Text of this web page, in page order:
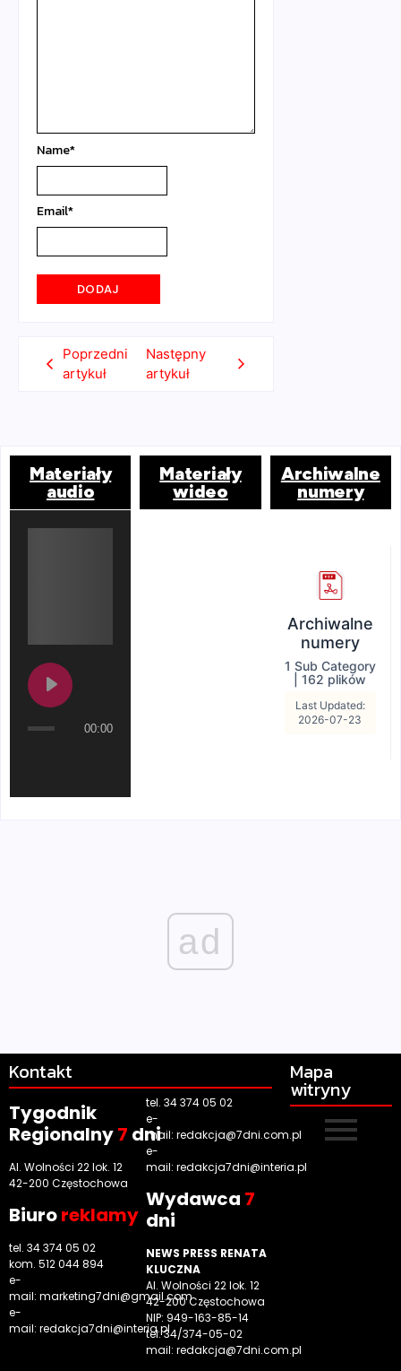
Name*
Email*
Poprzedni
artykuł
Następny
artykuł
Materiały
audio
00:00
Materiały
wideo
Archiwalne
numery
Archiwalne
numery
1 Sub Category
162 plików
Last Updated:
2026-07-23
ad
Kontakt
Tygodnik
Regionalny7 dni
Al. Wolności 22 lok. 12
42-200 Częstochowa
Biuroreklamy
tel. 34 374 05 02
kom. 512 044 894
e-
mail: marketing7dni@gmail.com
e-
mail: redakcja7dni@interia.pl
tel. 34 374 05 02
e-
mail: redakcja@7dni.com.pl
e-
mail: redakcja7dni@interia.pl
Wydawca 7
dni
NEWS PRESS RENATA
KLUCZNA
Al. Wolności 22 lok. 12
42-200 Częstochowa
NIP: 949-163-85-14
tel. 34/374-05-02
mail: redakcja@7dni.com.pl
Mapa
witryny